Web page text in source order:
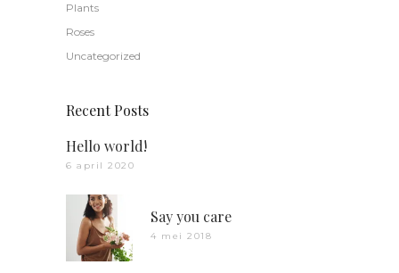
Plants
Roses
Uncategorized
Recent Posts
Hello world!
6 april 2020
Say you care
4 mei 2018